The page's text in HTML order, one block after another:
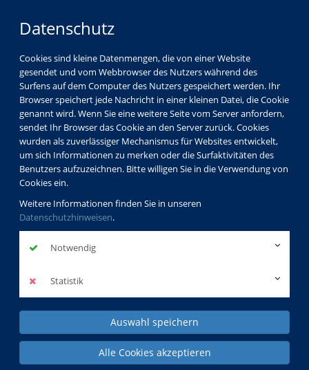
Datenschutz
Cookies sind kleine Datenmengen, die von einer Website
gesendet und vom Webbrowser des Nutzers während des
Surfens auf dem Computer des Nutzers gespeichert werden. Ihr
Browser speichert jede Nachricht in einer kleinen Datei, die Cookie
genannt wird. Wenn Sie eine weitere Seite vom Server anfordern,
sendet Ihr Browser das Cookie an den Server zurück. Cookies
wurden als zuverlässiger Mechanismus für Websites entwickelt,
um sich Informationen zu merken oder die Surfaktivitäten des
Benutzers aufzuzeichnen. Bitte willigen Sie in die Verwendung von
Cookies ein.
Weitere Informationen finden Sie in unseren
Datenschutzhinweisen.
Notwendig
Statistik
Auswahl speichern
Alle Cookies akzeptieren
Dozenten Andrea Dvorak-Löffler